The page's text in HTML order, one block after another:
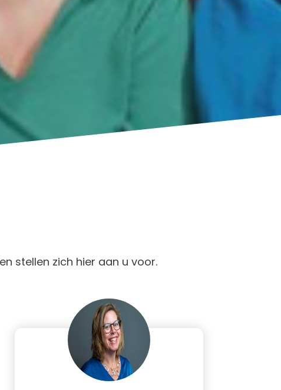
stellen zich hier aan u voor.